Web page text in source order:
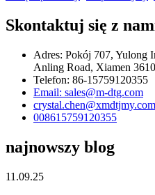
Skontaktuj się z
Adres: Pokój 707, Yulong
Anling Road, Xiamen
Telefon: 86-15759120355
Email: sales@m-dtg.com
crystal.chen@xmdtjmy.com
008615759120355
najnowszy blog
11.09.25